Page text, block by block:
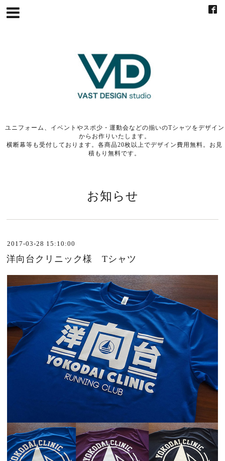
ユニフォーム、イベントやスポ少・運動会などの揃いのTシャツをデザイン
からお作りいたします。
横断幕等も受付しております。各商品20枚以上でデザイン費用無料。お見
積もり無料です。
お知らせ
2017-03-28 15:10:00
洋向台クリニック様 Tシャツ